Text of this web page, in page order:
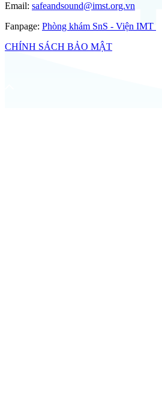
Email: safeandsound@imst.org.vn
Fanpage: Phòng khám SnS - Viện IMT
CHÍNH SÁCH BẢO MẬT